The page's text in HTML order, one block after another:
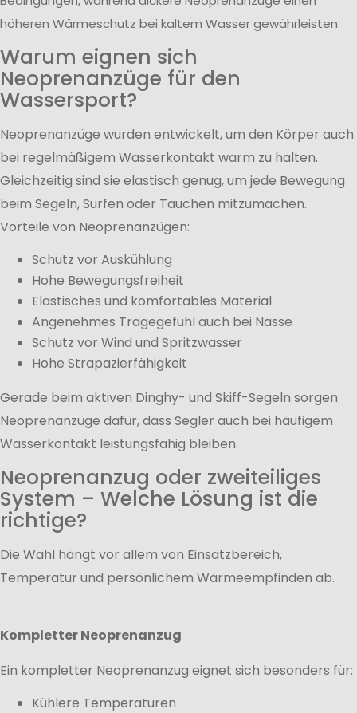
höheren Wärmeschutz bei kaltem Wasser gewährleisten.
Warum eignen sich
Neoprenanzüge für den
Wassersport?
Neoprenanzüge wurden entwickelt, um den Körper auch
bei regelmäßigem Wasserkontakt warm zu halten.
Gleichzeitig sind sie elastisch genug, um jede Bewegung
beim Segeln, Surfen oder Tauchen mitzumachen.
Vorteile von Neoprenanzügen:
Schutz vor Auskühlung
Hohe Bewegungsfreiheit
Elastisches und komfortables Material
Angenehmes Tragegefühl auch bei Nässe
Schutz vor Wind und Spritzwasser
Hohe Strapazierfähigkeit
Gerade beim aktiven Dinghy- und Skiff-Segeln sorgen
Neoprenanzüge dafür, dass Segler auch bei häufigem
Wasserkontakt leistungsfähig bleiben.
Neoprenanzug oder zweiteiliges
System – Welche Lösung ist die
richtige?
Die Wahl hängt vor allem von Einsatzbereich,
Temperatur und persönlichem Wärmeempfinden ab.
Kompletter Neoprenanzug
Ein kompletter Neoprenanzug eignet sich besonders für:
Kühlere Temperaturen